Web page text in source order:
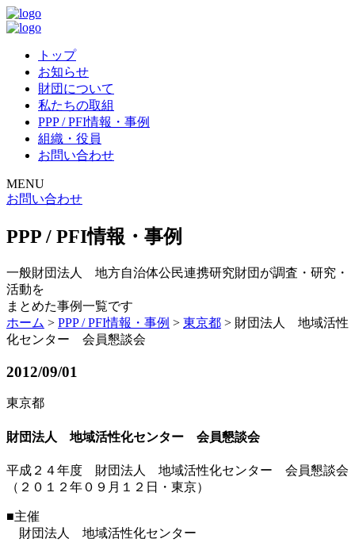
トップ
お知らせ
財団について
私たちの取組
PPP / PFI情報・事例
組織・役員
お問い合わせ
MENU
お問い合わせ
PPP / PFI情報・事例
一般財団法人 地方自治体公民連携研究財団が調査・研究・
活動を
まとめた事例一覧です
ホーム > PPP / PFI情報・事例 > 東京都 > 財団法人 地域活性
化センター 会員懇談会
2012/09/01
東京都
財団法人 地域活性化センター 会員懇談会
平成２４年度 財団法人 地域活性化センター 会員懇談会
（２０１２年０９月１２日・東京）
■主催
財団法人 地域活性化センター